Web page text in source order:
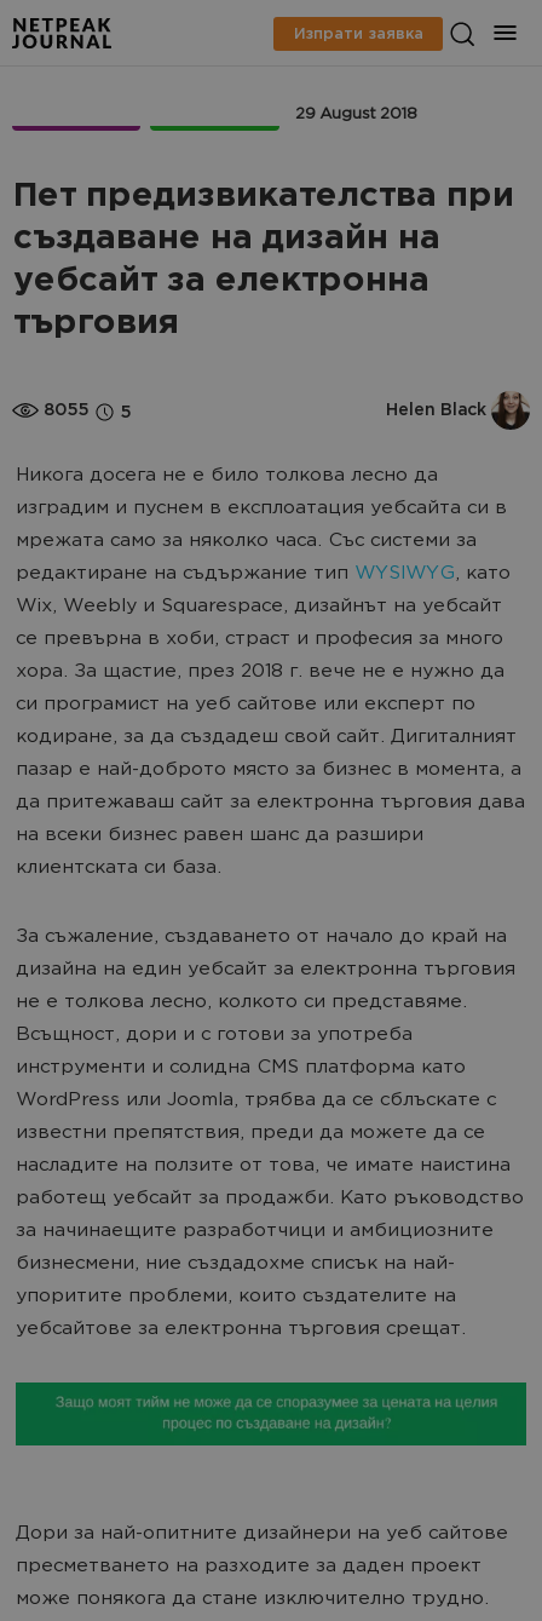
Изпрати заявка
29 August 2018
Пет предизвикателства при
създаване на дизайн на
уебсайт за електронна
търговия
8055 5 Helen Black
Никога досега не е било толкова лесно да
изградим и пуснем в експлоатация уебсайта си в
мрежата само за няколко часа. Със системи за
редактиране на съдържание тип WYSIWYG, като
Wix, Weebly и Squarespace, дизайнът на уебсайт
се превърна в хоби, страст и професия за много
хора. За щастие, през 2018 г. вече не е нужно да
си програмист на уеб сайтове или експерт по
кодиране, за да създадеш свой сайт. Дигиталният
пазар е най-доброто място за бизнес в момента, а
да притежаваш сайт за електронна търговия дава
на всеки бизнес равен шанс да разшири
клиентската си база.
За съжаление, създаването от начало до край на
дизайна на един уебсайт за електронна търговия
не е толкова лесно, колкото си представяме.
Всъщност, дори и с готови за употреба
инструменти и солидна CMS платформа като
WordPress или Joomla, трябва да се сблъскате с
известни препятствия, преди да можете да се
насладите на ползите от това, че имате наистина
работещ уебсайт за продажби. Като ръководство
за начинаещите разработчици и амбициозните
бизнесмени, ние създадохме списък на най-
упоритите проблеми, които създателите на
уебсайтове за електронна търговия срещат.
Дори за най-опитните дизайнери на уеб сайтове
пресметването на разходите за даден проект
може понякога да стане изключително трудно.